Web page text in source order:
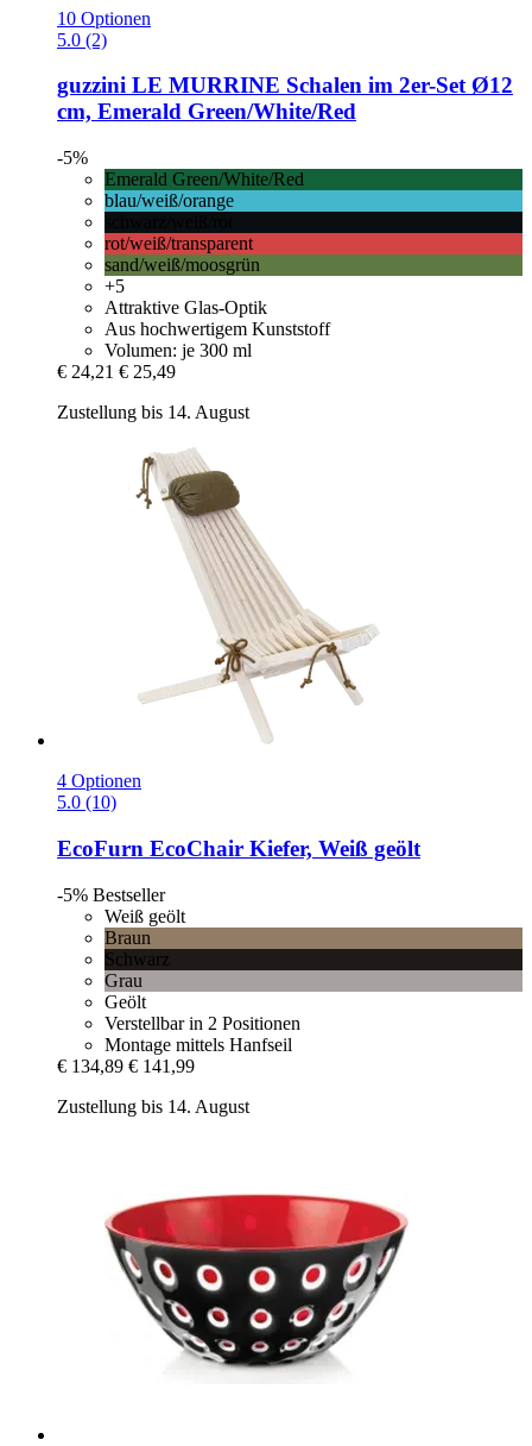
10 Optionen
5.0 (2)
guzzini LE MURRINE Schalen im 2er-​Set Ø12
cm, Emerald Green/White/Red
-5%
Emerald Green/White/Red
blau/weiß/orange
rot/weiß/transparent
sand/weiß/moosgrün
+5
Attraktive Glas-Optik
Aus hochwertigem Kunststoff
Volumen: je 300 ml
€ 24,21 € 25,49
Zustellung bis 14. August
4 Optionen
5.0 (10)
EcoFurn EcoChair Kiefer, Weiß geölt
-5% Bestseller
Weiß geölt
Braun
Schwarz
Grau
Geölt
Verstellbar in 2 Positionen
Montage mittels Hanfseil
€ 134,89 € 141,99
Zustellung bis 14. August